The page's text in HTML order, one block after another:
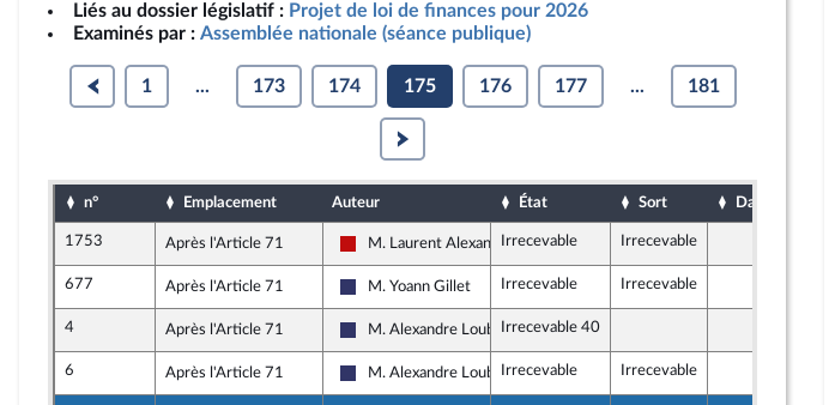
Liés au dossier législatif : Projet de loi de finances pour 2026
Examinés par : Assemblée nationale (séance publique)
1 ... 173 174 175 176 177 ... 181
n° Emplacement Auteur État Sort Date d'examen
1753 Après l'Article 71
La France insoumise - Nouveau Front Populaire
M. Laurent AlexandreIrrecevable Irrecevable
677 Après l'Article 71
Rassemblement National
M. Yoann Gillet Irrecevable Irrecevable
4 Après l'Article 71
Rassemblement National
M. Alexandre LoubetIrrecevable 40
6 Après l'Article 71
Rassemblement National
M. Alexandre LoubetIrrecevable Irrecevable